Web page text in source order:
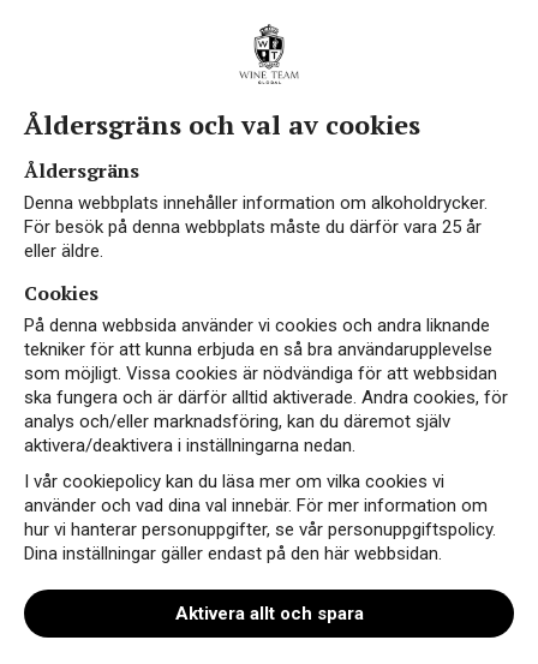
Åldersgräns och val av cookies
Åldersgräns
Denna webbplats innehåller information om alkoholdrycker.
För besök på denna webbplats måste du därför vara 25 år
eller äldre.
Cookies
På denna webbsida använder vi cookies och andra liknande
tekniker för att kunna erbjuda en så bra användarupplevelse
som möjligt. Vissa cookies är nödvändiga för att webbsidan
ska fungera och är därför alltid aktiverade. Andra cookies, för
analys och/eller marknadsföring, kan du däremot själv
aktivera/deaktivera i inställningarna nedan.
I vår cookiepolicy kan du läsa mer om vilka cookies vi
använder och vad dina val innebär. För mer information om
hur vi hanterar personuppgifter, se vår personuppgiftspolicy.
Dina inställningar gäller endast på den här webbsidan.
Aktivera allt och spara